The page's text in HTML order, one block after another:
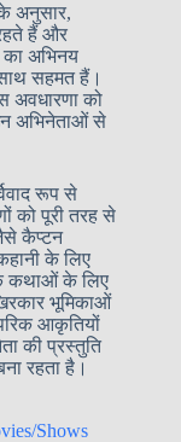
अनुसार,
हैं और
का अभिनय
सहमत हैं।
अवधारणा को
अभिनेताओं से
रूप से
को पूरी तरह से
कैप्टन
के लिए
कथाओं के लिए
भूमिकाओं
आकृतियों
की प्रस्तुति
रहता है।
Shows